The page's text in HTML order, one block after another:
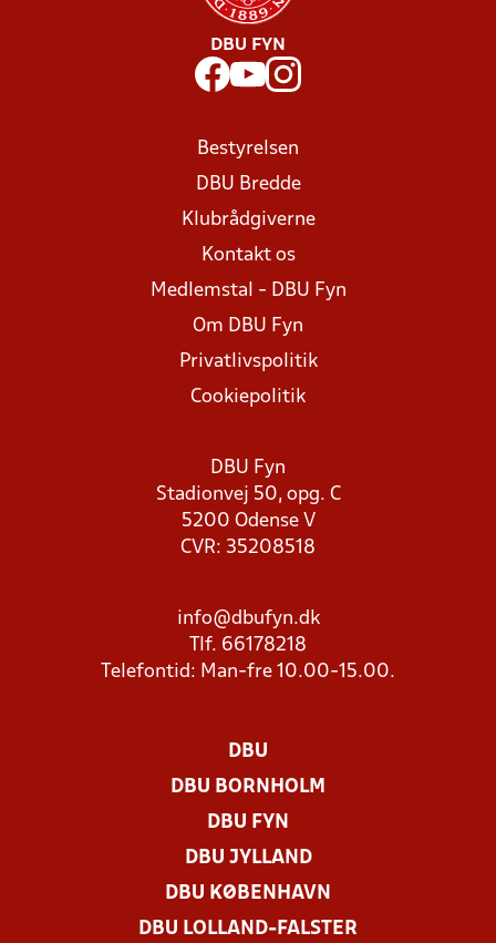
DBU FYN
Bestyrelsen
DBU Bredde
Klubrådgiverne
Kontakt os
Medlemstal - DBU Fyn
Om DBU Fyn
Privatlivspolitik
Cookiepolitik
DBU Fyn
Stadionvej 50, opg. C
5200 Odense V
CVR: 35208518
info@dbufyn.dk
Tlf. 66178218
Telefontid: Man-fre 10.00-15.00.
DBU
DBU BORNHOLM
DBU FYN
DBU JYLLAND
DBU KØBENHAVN
DBU LOLLAND-FALSTER